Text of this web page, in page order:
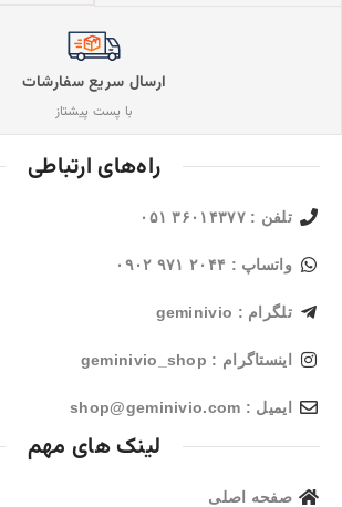
ارسال سریع سفارشات
با پست پیشتاز
راه‌های ارتباطی
تلفن : ۳۶۰۱۴۳۷۷ ۰۵۱
واتساپ : ۲۰۴۴ ۹۷۱ ۰۹۰۲
تلگرام : geminivio
اینستاگرام : geminivio_shop
ایمیل : shop@geminivio.com​
لینک های مهم
صفحه اصلی